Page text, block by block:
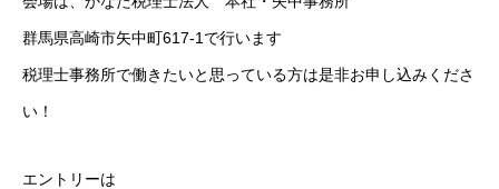
群馬県高崎市矢中町617-1で行います
税理士事務所で働きたいと思っている方は是非お申し込みくださ
い！
エントリーは